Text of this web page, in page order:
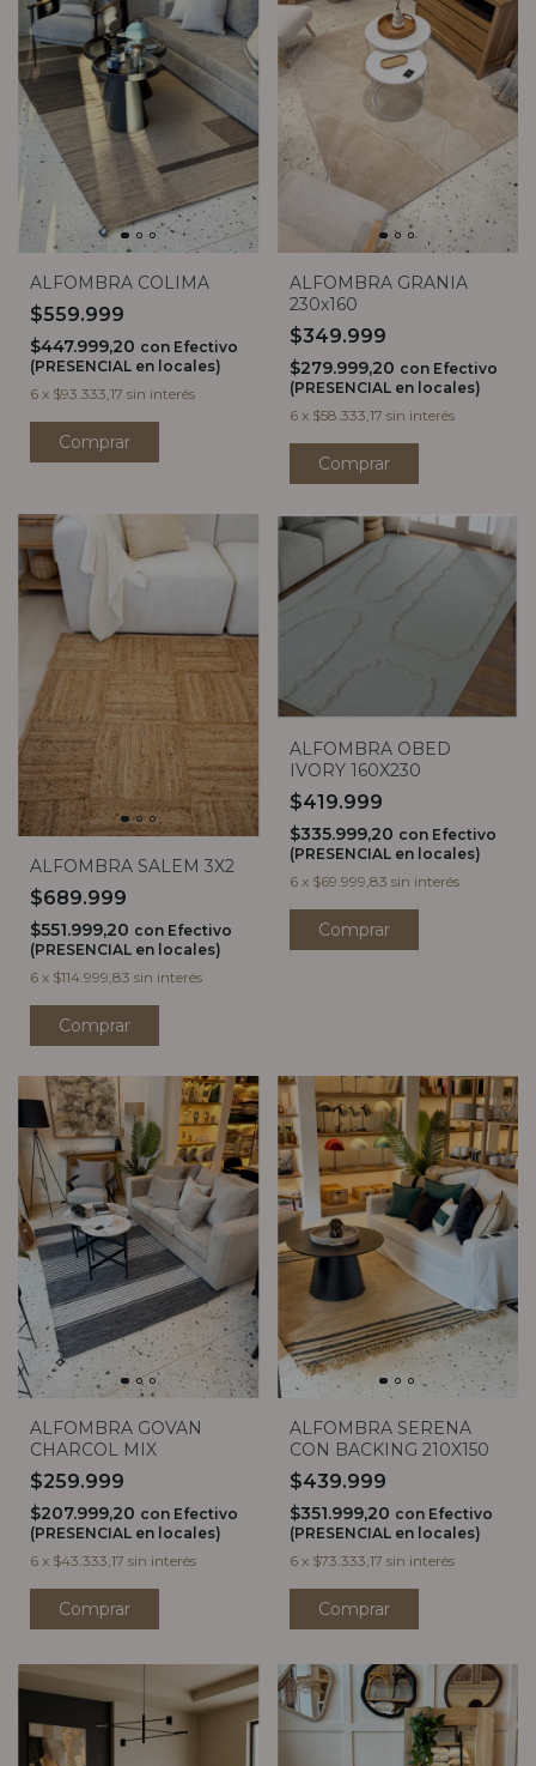
ALFOMBRA COLIMA
$559.999
$447.999,20 con Efectivo
(PRESENCIAL en locales)
6 x $93.333,17 sin interés
Comprar
ALFOMBRA GRANIA
230x160
$349.999
$279.999,20 con Efectivo
(PRESENCIAL en locales)
6 x $58.333,17 sin interés
Comprar
ALFOMBRA SALEM 3X2
$689.999
$551.999,20 con Efectivo
(PRESENCIAL en locales)
6 x $114.999,83 sin interés
Comprar
ALFOMBRA OBED
IVORY 160X230
$419.999
$335.999,20 con Efectivo
(PRESENCIAL en locales)
6 x $69.999,83 sin interés
ALFOMBRA GOVAN
CHARCOL MIX
$259.999
$207.999,20 con Efectivo
(PRESENCIAL en locales)
6 x $43.333,17 sin interés
ALFOMBRA SERENA
CON BACKING 210X150
$439.999
$351.999,20 con Efectivo
(PRESENCIAL en locales)
6 x $73.333,17 sin interés
Comprar